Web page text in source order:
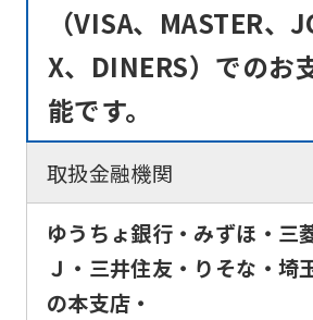
（VISA、MASTER、
X、DINERS）でのお
能です。
取扱金融機関
ゆうちょ銀行・みずほ・三
Ｊ・三井住友・りそな・埼
の本支店・
that
you
fully
using
the